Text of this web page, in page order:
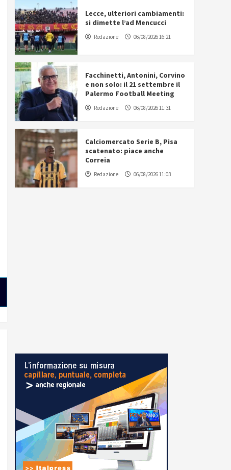
Lecce, ulteriori cambiamenti:
si dimette l’ad Mencucci
Redazione 06/08/2026 16:21
Facchinetti, Antonini, Corvino
e non solo: il 21 settembre il
Palermo Football Meeting
Redazione 06/08/2026 11:31
Calciomercato Serie B, Pisa
scatenato: piace anche
Correia
Redazione 06/08/2026 11:03